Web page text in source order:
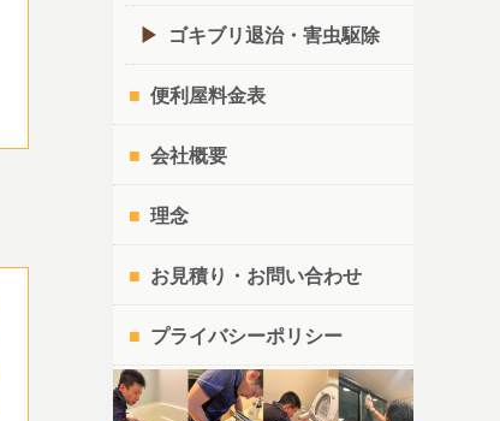
ゴキブリ退治・害虫駆除
便利屋料金表
会社概要
理念
お見積り・お問い合わせ
プライバシーポリシー